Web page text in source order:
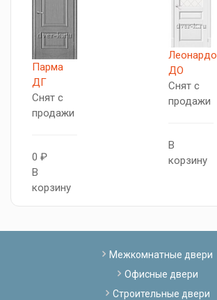
Парма
ДГ
Снят с
продажи
0 ₽
В
корзину
Леонардо
ДО
Снят с
продажи
В
корзину
Межкомнатные двери
Офисные двери
Строительные двери